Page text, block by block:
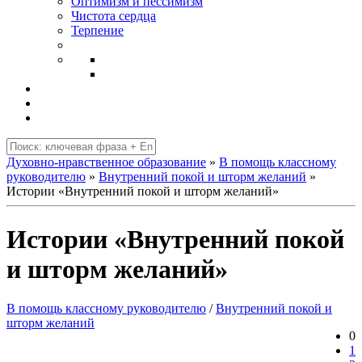
Чистота сердца
Терпение
Духовно-нравственное образование » В помощь классному
руководителю » Внутренний покой и шторм желаний »
Истории «Внутренний покой и шторм желаний»
Истории «Внутренний покой
и шторм желаний»
В помощь классному руководителю /Внутренний покой и
шторм желаний
0
1